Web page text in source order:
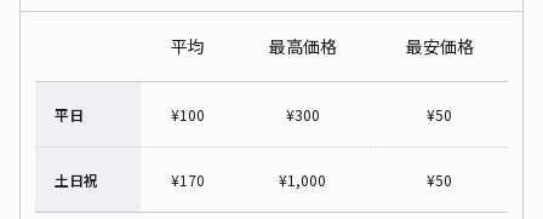
平均 最高価格 最安価格
平日 ¥100 ¥300 ¥50
土日祝 ¥170 ¥1,000 ¥50